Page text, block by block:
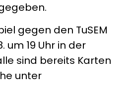
gegen den TuSEM
um 19 Uhr in der
sind bereits Karten
unter